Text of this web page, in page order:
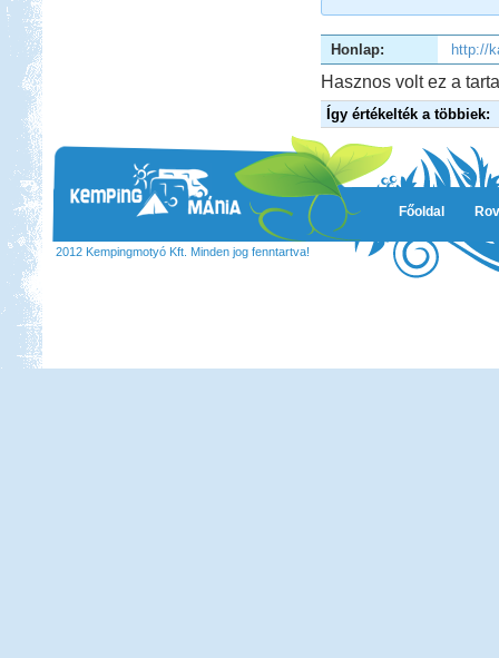
Honlap: http://
Hasznos volt ez a
Így értékelték a többiek:
Főoldal
2012 Kempingmotyó Kft. Minden jog fenntartva!